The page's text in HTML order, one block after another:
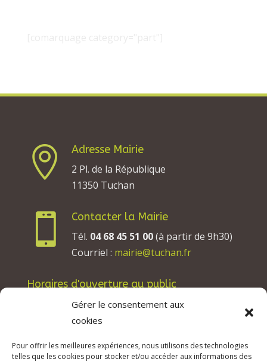
Gérer le consentement aux
cookies
Pour offrir les meilleures expériences, nous utilisons des technologies
telles que les cookies pour stocker et/ou accéder aux informations des

Adresse Mairie
2 Pl. de la République
11350 Tuchan

Contacter la Mairie
Tél. 04 68 45 51 00(à partir de 9h30)
Courriel : mairie@tuchan.fr
Horaires d'ouverture au public
Les lundis, mardis et jeudis : de 8h à 12h et de
13h30 à 17h30.
Les vendredis : de 8h à 12h.